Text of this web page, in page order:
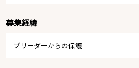
募集経緯
ブリーダーからの保護